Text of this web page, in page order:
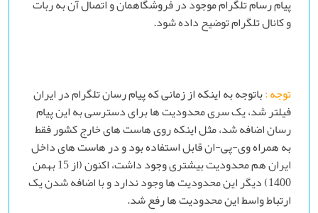
پیام رسام تلگرام موجود در فروشگاهمان و اتصال آن به ربات
و کانال تلگرام توضیح داده شود.
توجه:باتوجه به اینکه از زمانی که پیام رسان تلگرام در ایران
فیلتر شد، یک سری محدودیت ها برای دسترسی به این پیام
رسان اضافه شد، مثل اینکه روی هاست های خارج کشور فقط
به همراه وی-پی-ان قابل استفاده بود و در هاست های داخل
ایران هم محدودیت بیشتری وجود داشت، اکنون (از 15 بهمن
1400) دیگر این محدودیت ها وجود ندارد و با اضافه شدن یک
ارتباط واسط این محدودیت ها رفع شد.